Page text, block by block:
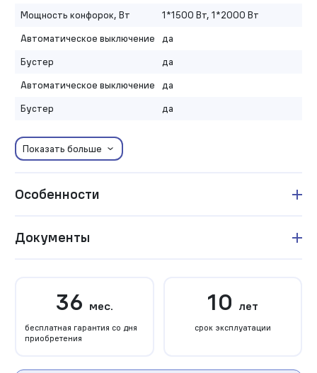
Мощность конфорок, Вт
1*1500 Вт, 1*2000 Вт
Автоматическое выключение
да
Бустер
да
Автоматическое выключение
да
Бустер
да
Показать больше
Особенности
Документы
36 мес.
бесплатная гарантия со дня
приобретения
10 лет
срок эксплуатации